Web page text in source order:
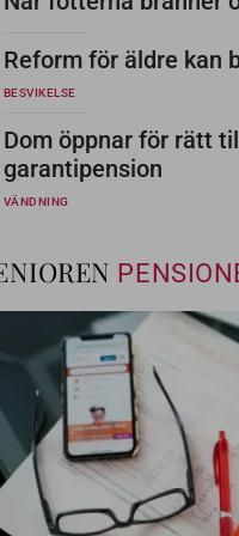
Reform för äldre kan
BESVIKELSE
Dom öppnar för rätt
garantipension
VÄNDNING